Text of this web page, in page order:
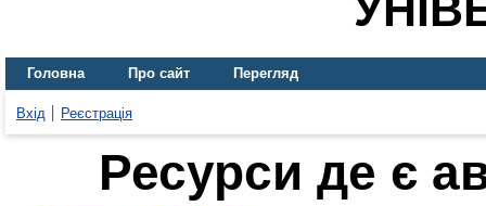
Головна Про сайт Перегляд
Вхід Реєстрація
Ресурси де є